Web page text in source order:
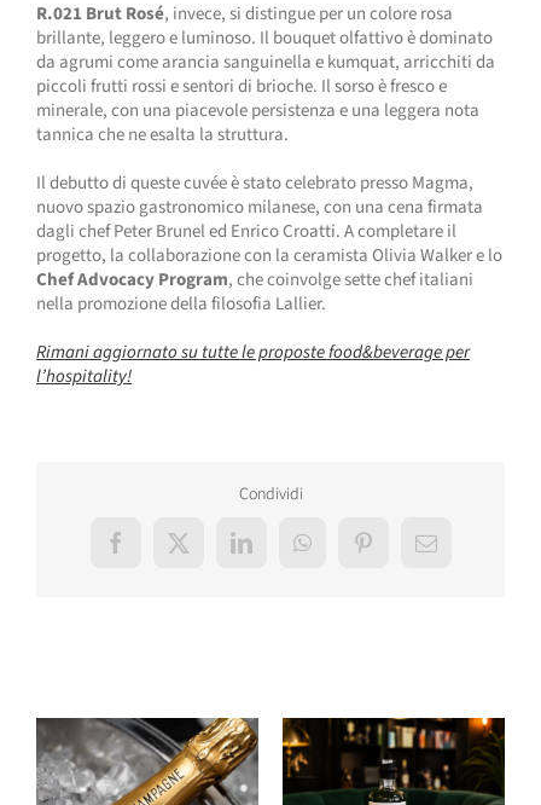
R.021 Brut Rosé, invece, si distingue per un colore rosa
brillante, leggero e luminoso. Il bouquet olfattivo è dominato
da agrumi come arancia sanguinella e kumquat, arricchiti da
piccoli frutti rossi e sentori di brioche. Il sorso è fresco e
minerale, con una piacevole persistenza e una leggera nota
tannica che ne esalta la struttura.
Il debutto di queste cuvée è stato celebrato presso Magma,
nuovo spazio gastronomico milanese, con una cena firmata
dagli chef Peter Brunel ed Enrico Croatti. A completare il
progetto, la collaborazione con la ceramista Olivia Walker e lo
Chef Advocacy Program, che coinvolge sette chef italiani
nella promozione della filosofia Lallier.
Rimani aggiornato su tutte le proposte food&beverage per
l’hospitality!
Condividi
Facebook
X LinkedInWhatsAppPinterestEmail